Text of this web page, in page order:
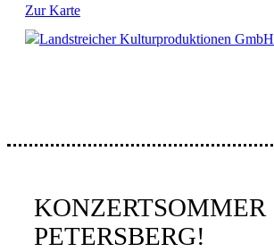
Zur Karte
Landstreicher Kulturproduktionen GmbH
KONZERTSOMMER
PETERSBERG!